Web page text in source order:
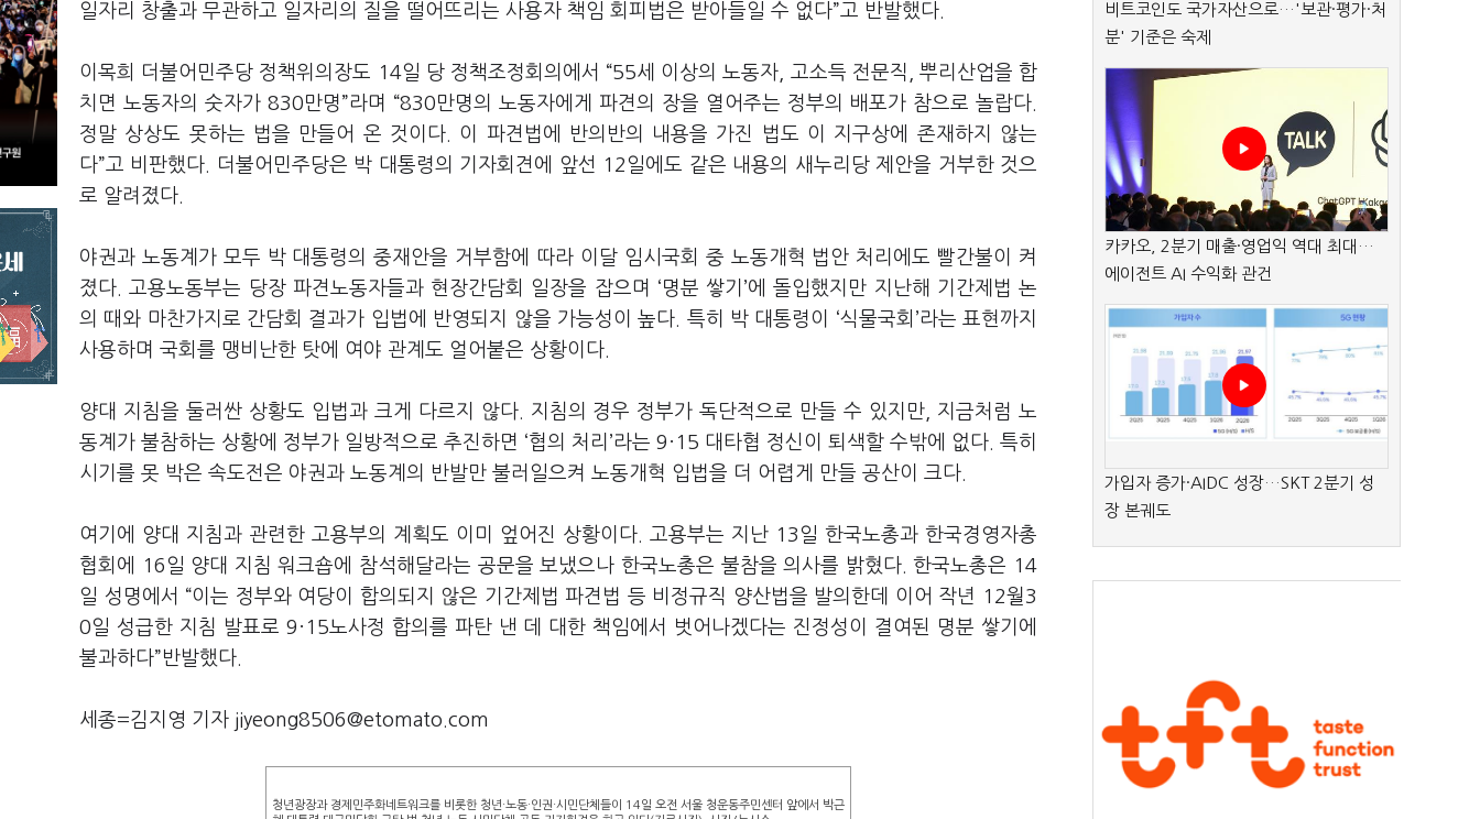
일자리 창출과 무관하고 일자리의 질을 떨어뜨리는 사용자 책임 회피법은 받아들일 수 없다”고 반발했다.
이목희 더불어민주당 정책위의장도 14일 당 정책조정회의에서 “55세 이상의 노동자, 고소득 전문직, 뿌리산업을 합
치면 노동자의 숫자가 830만명”라며 “830만명의 노동자에게 파견의 장을 열어주는 정부의 배포가 참으로 놀랍다.
정말 상상도 못하는 법을 만들어 온 것이다. 이 파견법에 반의반의 내용을 가진 법도 이 지구상에 존재하지 않는
다”고 비판했다. 더불어민주당은 박 대통령의 기자회견에 앞선 12일에도 같은 내용의 새누리당 제안을 거부한 것으
로 알려졌다.
야권과 노동계가 모두 박 대통령의 중재안을 거부함에 따라 이달 임시국회 중 노동개혁 법안 처리에도 빨간불이 켜
졌다. 고용노동부는 당장 파견노동자들과 현장간담회 일장을 잡으며 ‘명분 쌓기’에 돌입했지만 지난해 기간제법 논
의 때와 마찬가지로 간담회 결과가 입법에 반영되지 않을 가능성이 높다. 특히 박 대통령이 ‘식물국회’라는 표현까지
사용하며 국회를 맹비난한 탓에 여야 관계도 얼어붙은 상황이다.
양대 지침을 둘러싼 상황도 입법과 크게 다르지 않다. 지침의 경우 정부가 독단적으로 만들 수 있지만, 지금처럼 노
동계가 불참하는 상황에 정부가 일방적으로 추진하면 ‘협의 처리’라는 9·15 대타협 정신이 퇴색할 수밖에 없다. 특히
시기를 못 박은 속도전은 야권과 노동계의 반발만 불러일으켜 노동개혁 입법을 더 어렵게 만들 공산이 크다.
여기에 양대 지침과 관련한 고용부의 계획도 이미 엎어진 상황이다. 고용부는 지난 13일 한국노총과 한국경영자총
협회에 16일 양대 지침 워크숍에 참석해달라는 공문을 보냈으나 한국노총은 불참을 의사를 밝혔다. 한국노총은 14
일 성명에서 “이는 정부와 여당이 합의되지 않은 기간제법 파견법 등 비정규직 양산법을 발의한데 이어 작년 12월3
0일 성급한 지침 발표로 9·15노사정 합의를 파탄 낸 데 대한 책임에서 벗어나겠다는 진정성이 결여된 명분 쌓기에
불과하다”반발했다.
세종=김지영 기자 jiyeong8506@etomato.com
청년광장과 경제민주화네트워크를 비롯한 청년·노동·인권·시민단체들이 14일 오전 서울 청운동주민센터 앞에서 박근
비트코인도 국가자산으로…'보관·평가·처
분' 기준은 숙제
카카오, 2분기 매출·영업익 역대 최대…
에이전트 AI 수익화 관건
가입자 증가·AIDC 성장…SKT 2분기 성
장 본궤도